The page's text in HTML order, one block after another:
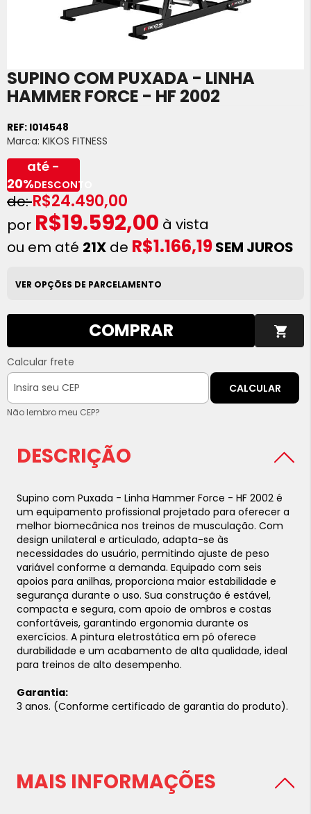
SUPINO COM PUXADA - LINHA
HAMMER FORCE - HF 2002
REF: I014548
Marca: KIKOS FITNESS
R$24.490,00
até -
20%DESCONTO
R$19.592,00 à vista
ou em até 21X de R$1.166,19SEM JUROS
VER OPÇÕES DE PARCELAMENTO
COMPRAR
Calcular frete
CALCULAR
Não lembro meu CEP?
Saltar
para
o
da
Galeria
de
imagens
DESCRIÇÃO
Supino com Puxada - Linha Hammer Force - HF 2002 é
um equipamento profissional projetado para oferecer a
melhor biomecânica nos treinos de musculação. Com
design unilateral e articulado, adapta-se às
necessidades do usuário, permitindo ajuste de peso
variável conforme a demanda. Equipado com seis
apoios para anilhas, proporciona maior estabilidade e
segurança durante o uso. Sua construção é estável,
compacta e segura, com apoio de ombros e costas
confortáveis, garantindo ergonomia durante os
exercícios. A pintura eletrostática em pó oferece
durabilidade e um acabamento de alta qualidade, ideal
para treinos de alto desempenho.
Garantia:
3 anos. (Conforme certificado de garantia do produto).
MAIS INFORMAÇÕES